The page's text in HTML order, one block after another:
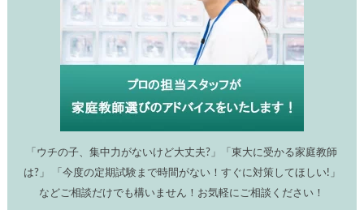
「ウチの子、集中力がないけど大丈夫?」「東大に受かる家庭教師
は?」 「今度の定期試験まで時間がない！すぐに対策してほしい!」
などご相談だけでも構いません！お気軽にご相談ください！